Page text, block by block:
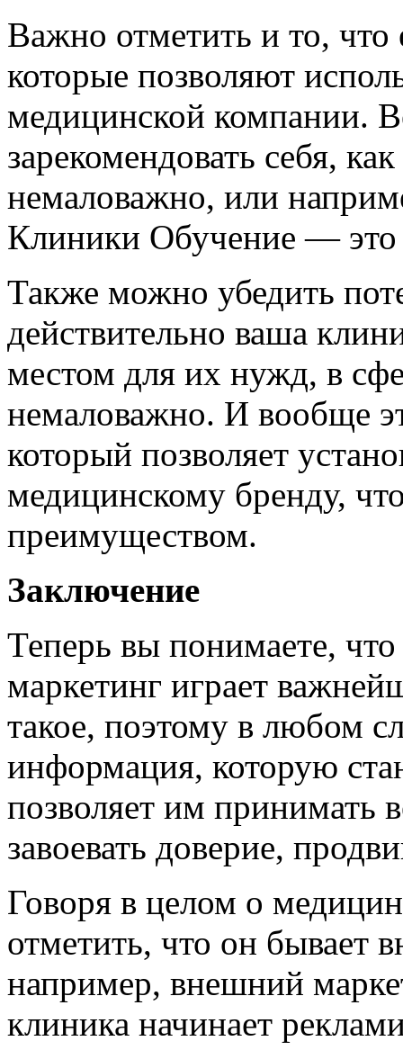
Важно отметить и то,
которые позволяют
медицинской компании.
зарекомендовать себя,
немаловажно, или
Клиники Обучение — это
Также можно убедить
действительно ваша
местом для их нужд, в
немаловажно. И вообще
который позволяет
медицинскому бренду,
преимуществом.
Заключение
Теперь вы понимаете,
маркетинг играет
такое, поэтому в любом
информация, которую
позволяет им принимать
завоевать доверие,
Говоря в целом о
отметить, что он бывает
например, внешний
клиника начинает